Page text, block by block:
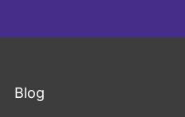
Blog